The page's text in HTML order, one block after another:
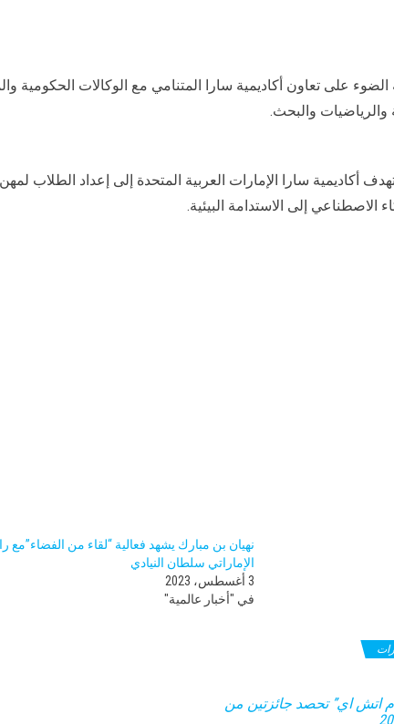
على تعاون أكاديمية سارا المتنامي مع الوكالات الحكومية
والرياضيات والبحث.
تهدف أكاديمية سارا الإمارات العربية المتحدة إلى إعداد
الاصطناعي إلى الاستدامة البيئية.
نهيان بن مبارك يشهد فعالية “لقاء من الفضاء”مع
الإماراتي سلطان النيادي ​
3 أغسطس، 2023
في "أخبار عالمية"
اتش اي” تحصد جائزتين من